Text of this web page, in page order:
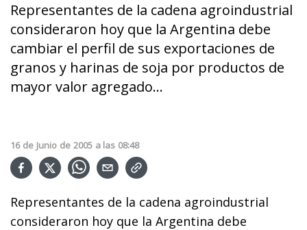
Representantes de la cadena agroindustrial
consideraron hoy que la Argentina debe
cambiar el perfil de sus exportaciones de
granos y harinas de soja por productos de
mayor valor agregado...
16 de Junio de 2005 a las 08:48
Representantes de la cadena agroindustrial
consideraron hoy que la Argentina debe